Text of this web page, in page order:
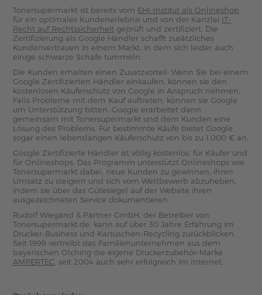
Tonersupermarkt ist bereits vom EHI-Institut als Onlineshop
für ein optimales Kundenerlebnis und von der Kanzlei IT-
Recht auf Rechtssicherheit geprüft und zertifiziert. Die
Zertifizierung als Google Händler schafft zusätzliches
Kundenvertrauen in einem Markt, in dem sich leider auch
einige schwarze Schafe tummeln.
Die Kunden erhalten einen Zusatzvorteil: Wenn Sie bei einem
Google Zertifizierten Händler einkaufen, können sie den
kostenlosen Käuferschutz von Google in Anspruch nehmen.
Falls Probleme mit dem Kauf auftreten, können sie Google
um Unterstützung bitten. Google erarbeitet dann
gemeinsam mit Tonersupermarkt und dem Kunden eine
Lösung des Problems. Für bestimmte Käufe bietet Google
sogar einen lebenslangen Käuferschutz von bis zu 1.000 € an.
Google Zertifizierte Händler ist völlig kostenlos, für Käufer und
für Onlineshops. Das Programm unterstützt Onlineshops wie
Tonersupermarkt dabei, neue Kunden zu gewinnen, ihren
Umsatz zu steigern und sich vom Wettbewerb abzuheben,
indem sie über das Gütesiegel auf der Website ihren
ausgezeichneten Service dokumentieren.
Rudolf Wiegand & Partner GmbH, der Betreiber von
Tonersupermarkt.de, kann auf über 30 Jahre Erfahrung im
Drucker-Business und Kartuschen-Recycling zurückblicken.
Seit 1999 vertreibt das Familienunternehmen aus dem
bayerischen Olching die eigene Druckerzubehör-Marke
AMPERTEC , seit 2004 auch sehr erfolgreich im Internet.